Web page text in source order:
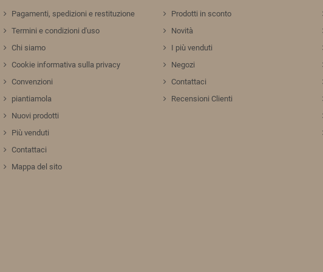
Pagamenti, spedizioni e restituzione
Termini e condizioni d'uso
Chi siamo
Cookie informativa sulla privacy
Convenzioni
piantiamola
Nuovi prodotti
Più venduti
Contattaci
Mappa del sito
Prodotti in sconto
Novità
I più venduti
Negozi
Contattaci
Recensioni Clienti